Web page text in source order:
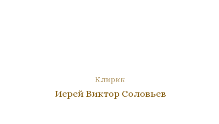
Клирик
Иерей Виктор Соловьев